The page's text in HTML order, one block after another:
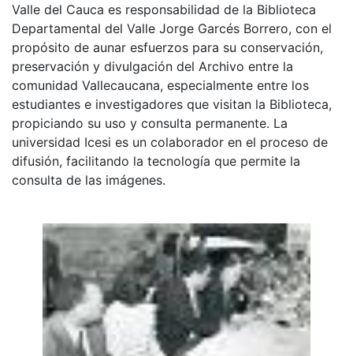
Valle del Cauca es responsabilidad de la Biblioteca
Departamental del Valle Jorge Garcés Borrero, con el
propósito de aunar esfuerzos para su conservación,
preservación y divulgación del Archivo entre la
comunidad Vallecaucana, especialmente entre los
estudiantes e investigadores que visitan la Biblioteca,
propiciando su uso y consulta permanente. La
universidad Icesi es un colaborador en el proceso de
difusión, facilitando la tecnología que permite la
consulta de las imágenes.